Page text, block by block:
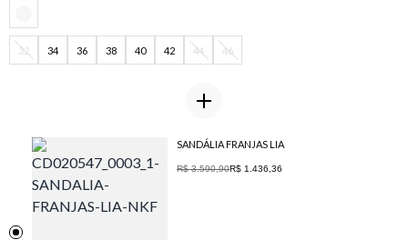
32 34 36 38 40 42 44 46
SANDÁLIA FRANJAS LIA
R$ 3.590,90R$ 1.436,36